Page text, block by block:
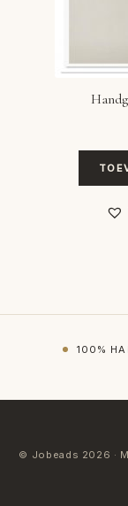
100%
© Jobeads 2026 ·